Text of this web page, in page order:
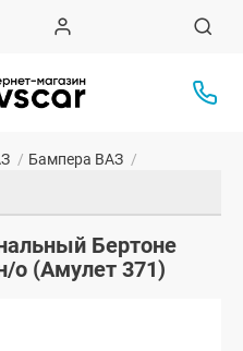
/ Бампера ВАЗ /
Бертоне
о (Амулет 371)